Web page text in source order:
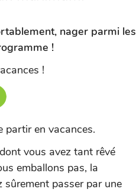
nager parmi les
!
!
partir en vacances.
vous avez tant rêvé
emballons pas, la
sûrement passer par une